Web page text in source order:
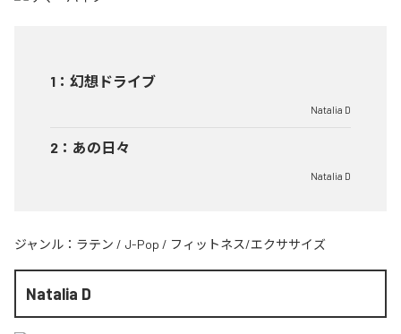
1 ： 幻想ドライブ
Natalia D
2 ： あの日々
Natalia D
ジャンル： ラテン / J-Pop / フィットネス/エクササイズ
Natalia D